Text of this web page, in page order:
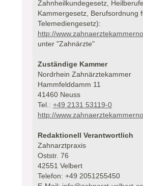
Zahnheilkundegesetz,
Kammergesetz, Berufsordnung
Telemediengesetz):
http://
unter "Zahnärzte"
Zuständige Kammer
Nordrhein Zahnärztekammer
Hammfelddamm 11
41460 Neuss
Tel.: +49 2131 53119-0
http://
Redaktionell Verantwortlich
Zahnarztpraxis
Oststr. 76
42551 Velbert
Telefon: +49 2051255450